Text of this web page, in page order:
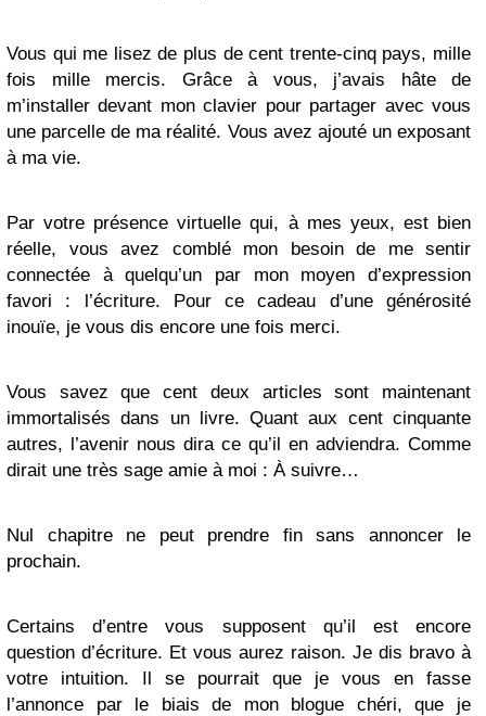
Vous qui me lisez de plus de cent trente-cinq pays, mille
fois mille mercis. Grâce à vous, j’avais hâte de
m’installer devant mon clavier pour partager avec vous
une parcelle de ma réalité. Vous avez ajouté un exposant
à ma vie.
Par votre présence virtuelle qui, à mes yeux, est bien
réelle, vous avez comblé mon besoin de me sentir
connectée à quelqu’un par mon moyen d’expression
favori : l’écriture. Pour ce cadeau d’une générosité
inouïe, je vous dis encore une fois merci.
Vous savez que cent deux articles sont maintenant
immortalisés dans un livre. Quant aux cent cinquante
autres, l’avenir nous dira ce qu’il en adviendra. Comme
dirait une très sage amie à moi : À suivre…
Nul chapitre ne peut prendre fin sans annoncer le
prochain.
Certains d’entre vous supposent qu’il est encore
question d’écriture. Et vous aurez raison. Je dis bravo à
votre intuition. Il se pourrait que je vous en fasse
l’annonce par le biais de mon blogue chéri, que je